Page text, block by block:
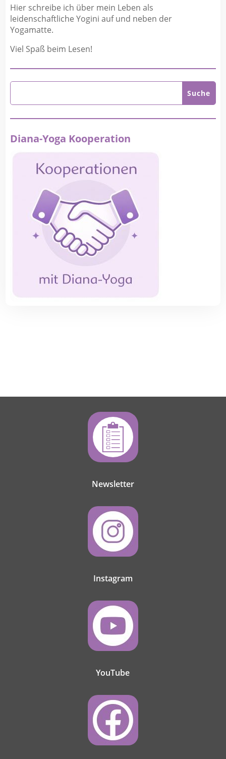
Hier schreibe ich über mein Leben als
leidenschaftliche Yogini auf und neben der
Yogamatte.
Viel Spaß beim Lesen!
Diana-Yoga Kooperation
Newsletter
Instagram
YouTube